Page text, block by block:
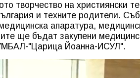
творчество на християнски
и техните родители.
апаратура,
ще бъдат закупени
"Царица Йоанна-ИСУЛ".